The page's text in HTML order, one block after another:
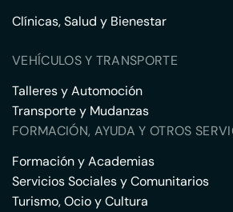
Clínicas, Salud y Bienestar
VEHÍCULOS Y TRANSPORTE
Talleres y Automoción
Transporte y Mudanzas
FORMACIÓN, AYUDA Y OTROS
Formación y Academias
Servicios Sociales y Comunitarios
Turismo, Ocio y Cultura